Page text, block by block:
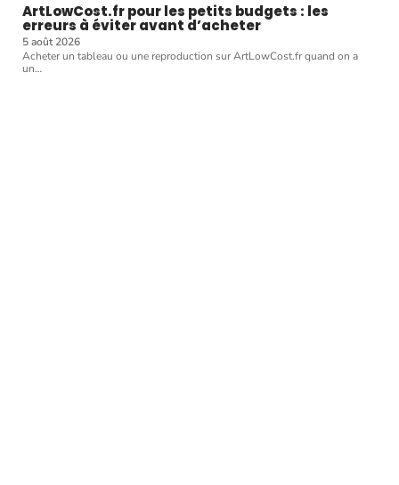
ArtLowCost.fr pour les petits budgets : les
erreurs à éviter avant d’acheter
5 août 2026
Acheter un tableau ou une reproduction sur ArtLowCost.fr quand on a
un…